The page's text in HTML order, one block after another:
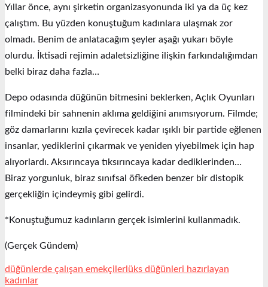
Yıllar önce, aynı şirketin organizasyonunda iki ya da üç kez
çalıştım. Bu yüzden konuştuğum kadınlara ulaşmak zor
olmadı. Benim de anlatacağım şeyler aşağı yukarı böyle
olurdu. İktisadi rejimin adaletsizliğine ilişkin farkındalığımdan
belki biraz daha fazla…
Depo odasında düğünün bitmesini beklerken, Açlık Oyunları
filmindeki bir sahnenin aklıma geldiğini anımsıyorum. Filmde;
göz damarlarını kızıla çevirecek kadar ışıklı bir partide eğlenen
insanlar, yediklerini çıkarmak ve yeniden yiyebilmek için hap
alıyorlardı. Aksırıncaya tıksırıncaya kadar dediklerinden…
Biraz yorgunluk, biraz sınıfsal öfkeden benzer bir distopik
gerçekliğin içindeymiş gibi gelirdi.
*Konuştuğumuz kadınların gerçek isimlerini kullanmadık.
(Gerçek Gündem)
düğünlerde çalışan emekçiler lüks düğünleri hazırlayan
kadınlar